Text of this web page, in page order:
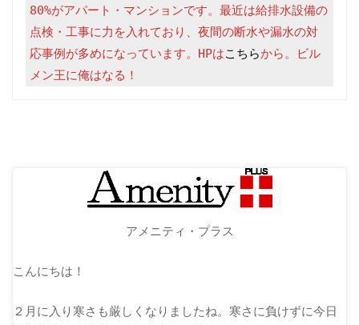
80%がアパート・マンションです。最近は給排水設備の
点検・工事に力を入れており、夜間の断水や漏水の対
応事例が多めになっています。HPはこちらから。ビル
メン王に俺はなる！
アメニティ・プラス
こんにちは！
２月に入り寒さも厳しくなりましたね。寒さに負けずに今日